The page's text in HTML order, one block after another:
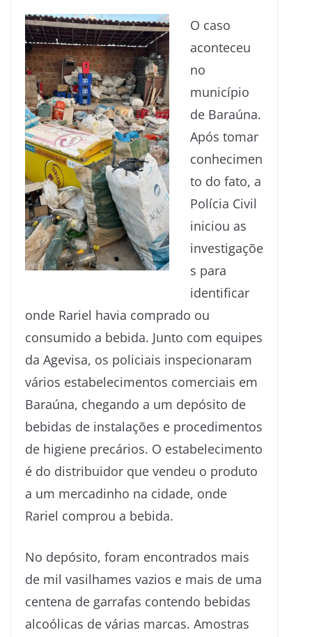
O caso
aconteceu
no
município
de Baraúna.
Após tomar
conhecimen
to do fato, a
Polícia Civil
iniciou as
investigaçõe
s para
identificar
onde Rariel havia comprado ou
consumido a bebida. Junto com equipes
da Agevisa, os policiais inspecionaram
vários estabelecimentos comerciais em
Baraúna, chegando a um depósito de
bebidas de instalações e procedimentos
de higiene precários. O estabelecimento
é do distribuidor que vendeu o produto
a um mercadinho na cidade, onde
Rariel comprou a bebida.
No depósito, foram encontrados mais
de mil vasilhames vazios e mais de uma
centena de garrafas contendo bebidas
alcoólicas de várias marcas. Amostras